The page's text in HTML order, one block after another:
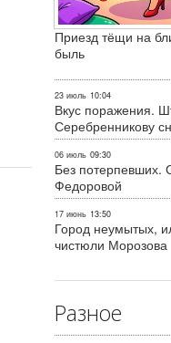
Приезд тёщи на
быль
23 июль 10:04
Вкус поражения.
Серебренникову
06 июль 09:30
Без потерпевших.
Федоровой
17 июнь 13:50
Город неумытых,
чистюли Морозова
Разное